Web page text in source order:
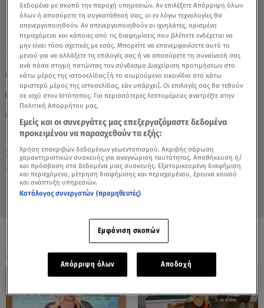
Σάββατο 8 Αυγούστου 2026
20.05.21, 12:48 ΖΩΔΙΑ
TAGS: ΖΩΔΙΑ – ΥΔΡΟΧΟΟΣ ΥΔΡΟΧΟΟΣ ΖΩΔΙΑ ΣΗΜΕΡΑ
ΑΣΗ ΜΠΗΛΙΟΥ
ΖΩΔΙΑ ΑΣΗ ΜΠΗΛΙΟΥ
ΑΣΤΡΟΛΟΓΙΚΕΣ ΠΡΟΒΛΕΨΕΙΣ
ΣΤΗ ΦΩΛΙΑ ΤΩΝ ΚΟΥ ΚΟΥ
ΖΩΔΙΑ
ΟΛΑ ΤΑ ΒΙΝΤΕΟ
δεδομένα με σκοπό την παροχή υπηρεσιών. Αν επιλέξετε Απόρριψη όλων
όλων ή αποσύρετε τη συγκατάθεσή σας, οι εν λόγω τεχνολογίες θα
απενεργοποιηθούν. Αν απενεργοποιηθούν οι ιχνηλάτες, ορισμένο
περιεχόμενο και κάποιες από τις διαφημίσεις που βλέπετε ενδέχεται να
μην είναι τόσο σχετικές με εσάς. Μπορείτε να επανεμφανίσετε αυτό το
μενού για να αλλάξετε τις επιλογές σας ή να αποσύρετε τη συναίνεσή σας
ανά πάσα στιγμή πατώντας τον σύνδεσμο Διαχείριση προτιμήσεων στο
κάτω μέρος της ιστοσελίδας [ή το αιωρούμενο εικονίδιο στο κάτω
αριστερό μέρος της ιστοσελίδας, εάν υπάρχει]. Οι επιλογές σας θα τεθούν
σε ισχύ στον Ιστότοπος. Για περισσότερες λεπτομέρειες ανατρέξτε στην
Πολιτική Απορρήτου μας.
Εμείς και οι συνεργάτες μας επεξεργαζόμαστε δεδομένα
προκειμένου να παρασχεθούν τα εξής:
Χρήση επακριβών δεδομένων γεωεντοπισμού. Ακριβής σάρωση
χαρακτηριστικών συσκευής για αναγνώριση ταυτότητας. Αποθήκευση ή/
και πρόσβαση στα δεδομένα μιας συσκευής. Εξατομικευμένη διαφήμιση
και περιεχόμενο, μέτρηση διαφήμισης και περιεχομένου, έρευνα κοινού
και ανάπτυξη υπηρεσιών.
Κατάλογος συνεργατών (προμηθευτές)
Εμφάνιση σκοπών
Απόρριψη όλων Αποδοχή